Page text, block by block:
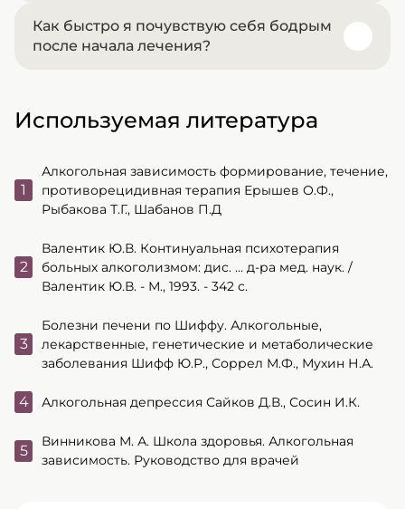
На вопрос ответил врач:
Лечение всегда комплексное. Оно способно
строго по показаниям.
На вопрос ответил врач:
Рябинина Вероника Михайловна
Как быстро я почувствую себя бодрым
после начала лечения?
дефицита железа результат заметен через
помощью СИПАП-терапии — улучшение может
наступить уже в первую ночь терапии.
На вопрос ответил врач:
Рябинина Вероника Михайловна
Используемая литература
Алкогольная зависимость формирование, течение,
противорецидивная терапия Ерышев О.Ф.,
Рыбакова Т.Г., Шабанов П.Д
Валентик Ю.В. Континуальная психотерапия
больных алкоголизмом: дис. ... д-ра мед. наук. /
Валентик Ю.В. - М., 1993. - 342 с.
Болезни печени по Шиффу. Алкогольные,
лекарственные, генетические и метаболические
заболевания Шифф Ю.Р., Соррел М.Ф., Мухин Н.А.
Алкогольная депрессия Сайков Д.В., Сосин И.К.
Винникова М. А. Школа здоровья. Алкогольная
зависимость. Руководство для врачей